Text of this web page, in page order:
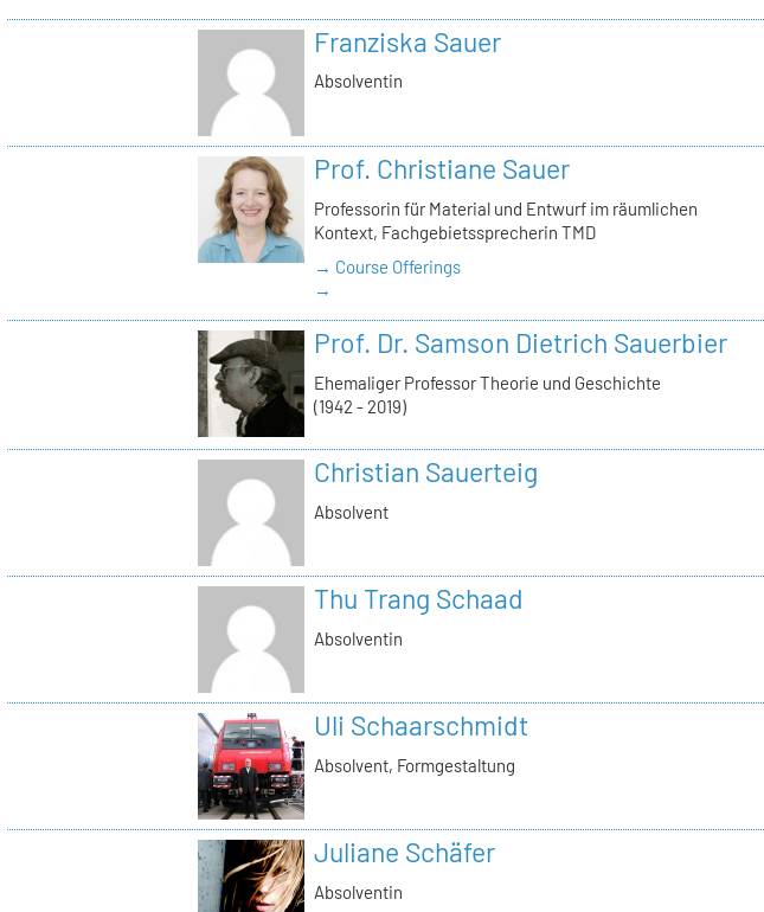
Franziska Sauer
Absolventin
Prof. Christiane Sauer
Professorin für Material und Entwurf im räumlichen
Kontext, Fachgebietssprecherin TMD
→ Course Offerings
→
Prof. Dr. Samson Dietrich Sauerbier
Ehemaliger Professor Theorie und Geschichte
(1942 - 2019)
Christian Sauerteig
Absolvent
Thu Trang Schaad
Absolventin
Uli Schaarschmidt
Absolvent, Formgestaltung
Juliane Schäfer
Absolventin